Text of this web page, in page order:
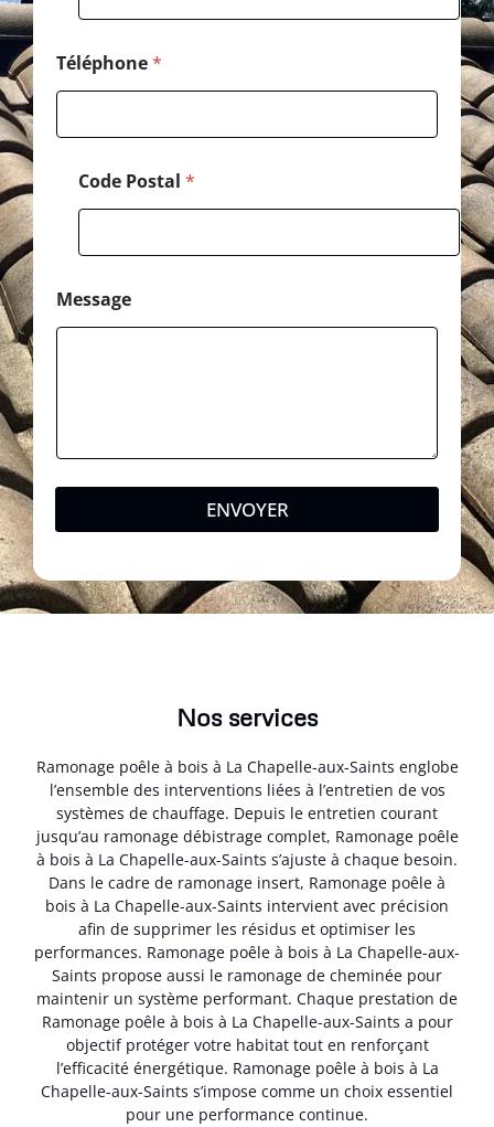
t
Téléphone*
Code Postal *
Message
ENVOYER
Nos services
Ramonage poêle à bois à La Chapelle-aux-Saints englobe
l’ensemble des interventions liées à l’entretien de vos
systèmes de chauffage. Depuis le entretien courant
jusqu’au ramonage débistrage complet, Ramonage poêle
à bois à La Chapelle-aux-Saints s’ajuste à chaque besoin.
Dans le cadre de ramonage insert, Ramonage poêle à
bois à La Chapelle-aux-Saints intervient avec précision
afin de supprimer les résidus et optimiser les
performances. Ramonage poêle à bois à La Chapelle-aux-
Saints propose aussi le ramonage de cheminée pour
maintenir un système performant. Chaque prestation de
Ramonage poêle à bois à La Chapelle-aux-Saints a pour
objectif protéger votre habitat tout en renforçant
l’efficacité énergétique. Ramonage poêle à bois à La
Chapelle-aux-Saints s’impose comme un choix essentiel
pour une performance continue.